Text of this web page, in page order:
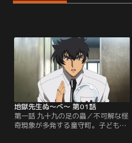
地獄先生ぬ～べ～ 第01話
第一話 九十九の足の蟲／不可解な怪
奇現象が多発する童守町。子どもた